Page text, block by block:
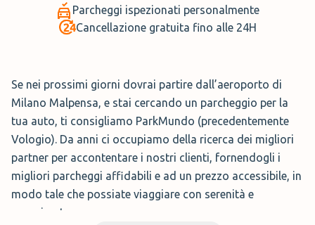
Parcheggi ispezionati personalmente
Cancellazione gratuita fino alle 24H
Se nei prossimi giorni dovrai partire dall’aeroporto di
Milano Malpensa, e stai cercando un parcheggio per la
tua auto, ti consigliamo ParkMundo (precedentemente
Vologio). Da anni ci occupiamo della ricerca dei migliori
partner per accontentare i nostri clienti, fornendogli i
migliori parcheggi affidabili e ad un prezzo accessibile, in
modo tale che possiate viaggiare con serenità e
spensieratezza.